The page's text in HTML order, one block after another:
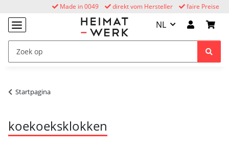
faire Preise
direkt vom Hersteller
Made in 0049
NL
Startpagina
koekoeksklokken